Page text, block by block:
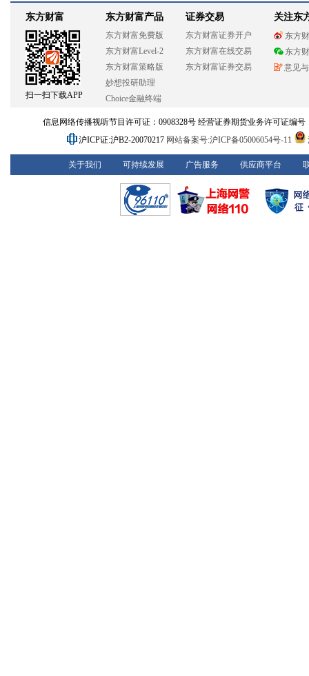
东方财富
扫一扫下载APP
东方财富产品
东方财富免费版
东方财富Level-2
东方财富策略版
妙想投研助理
Choice金融终端
证券交易
东方财富证券开户
东方财富在线交易
东方财富证券交易
关注东
东方
东方
意见
信息网络传播视听节目许可证：0908328号 经营证券期货业务许可证编号
沪ICP证:沪B2-20070217 网站备案号:沪ICP备05006054号-11
关于我们 可持续发展 广告服务 供应商平台